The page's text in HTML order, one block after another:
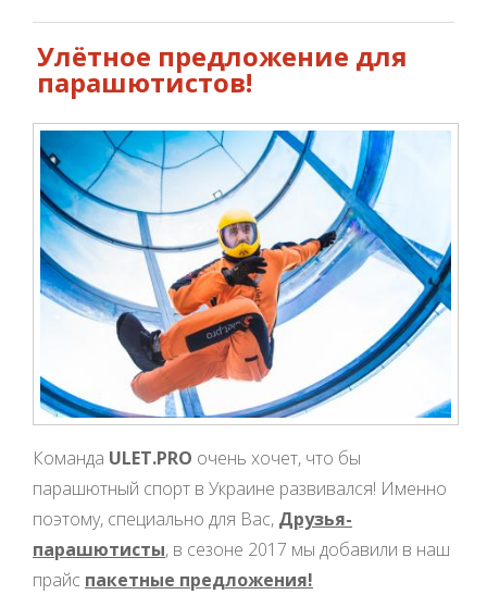
Улётное предложение для
парашютистов!
Команда ULET.PRO очень хочет, что бы
парашютный спорт в Украине развивался! Именно
поэтому, специально для Вас, Друзья-
парашютисты, в сезоне 2017 мы добавили в наш
прайс пакетные предложения!